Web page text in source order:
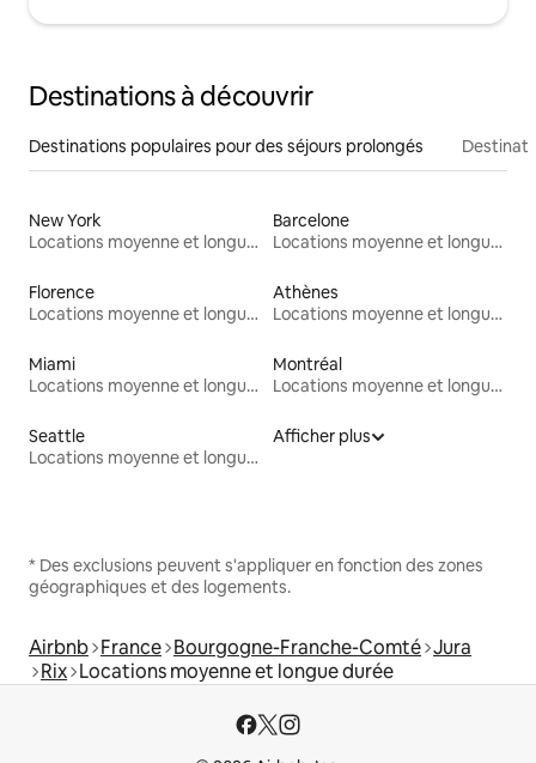
Destinations à découvrir
Destinations populaires pour des séjours prolongés
New York
Locations moyenne et longue durée
Barcelone
Locations moyenne et longue durée
Florence
Locations moyenne et longue durée
Athènes
Locations moyenne et longue durée
Miami
Locations moyenne et longue durée
Montréal
Locations moyenne et longue durée
Seattle
Locations moyenne et longue durée
Afficher plus
* Des exclusions peuvent s'appliquer en fonction des zones
géographiques et des logements.
Airbnb France Bourgogne-Franche-Comté Jura
Rix Locations moyenne et longue durée